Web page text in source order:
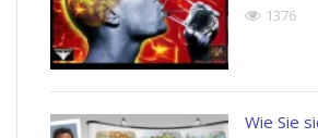
1376
Wie Sie